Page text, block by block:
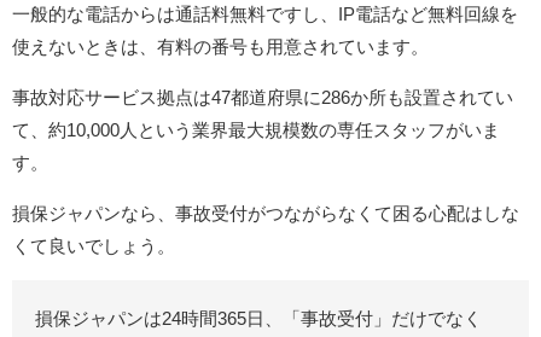
一般的な電話からは通話料無料ですし、IP電話など無料回線を
使えないときは、有料の番号も用意されています。
事故対応サービス拠点は47都道府県に286か所も設置されてい
て、約10,000人という業界最大規模数の専任スタッフがいま
す。
損保ジャパンなら、事故受付がつながらなくて困る心配はしな
くて良いでしょう。
損保ジャパンは24時間365日、「事故受付」だけでなく